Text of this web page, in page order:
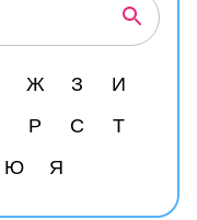
Ж З
И
Р С
Т
Ю Я